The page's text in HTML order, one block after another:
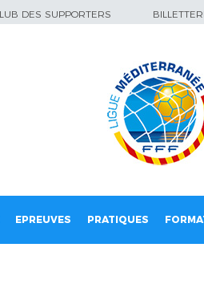
DES SUPPORTERS
EPREUVES PRATIQUES